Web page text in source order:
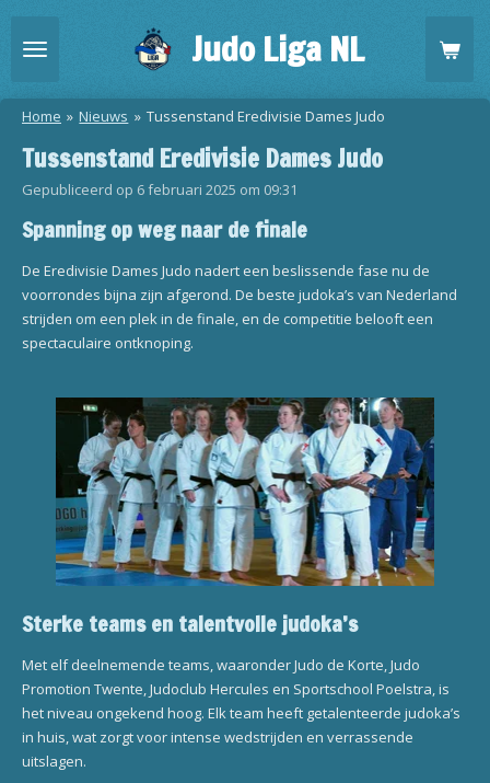
direct
hoofdinhoud
Judo Liga NL
Home » Nieuws » Tussenstand Eredivisie Dames Judo
Tussenstand Eredivisie Dames Judo
Gepubliceerd op 6 februari 2025 om 09:31
Spanning op weg naar de finale
De Eredivisie Dames Judo nadert een beslissende fase nu de
voorrondes bijna zijn afgerond. De beste judoka’s van Nederland
strijden om een plek in de finale, en de competitie belooft een
spectaculaire ontknoping.
Sterke teams en talentvolle judoka’s
Met elf deelnemende teams, waaronder Judo de Korte, Judo
Promotion Twente, Judoclub Hercules en Sportschool Poelstra, is
het niveau ongekend hoog. Elk team heeft getalenteerde judoka’s
in huis, wat zorgt voor intense wedstrijden en verrassende
uitslagen.